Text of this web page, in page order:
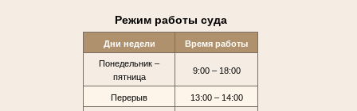
Режим работы суда
Дни недели Время работы
Понедельник –
пятница
9:00 – 18:00
Перерыв 13:00 – 14:00